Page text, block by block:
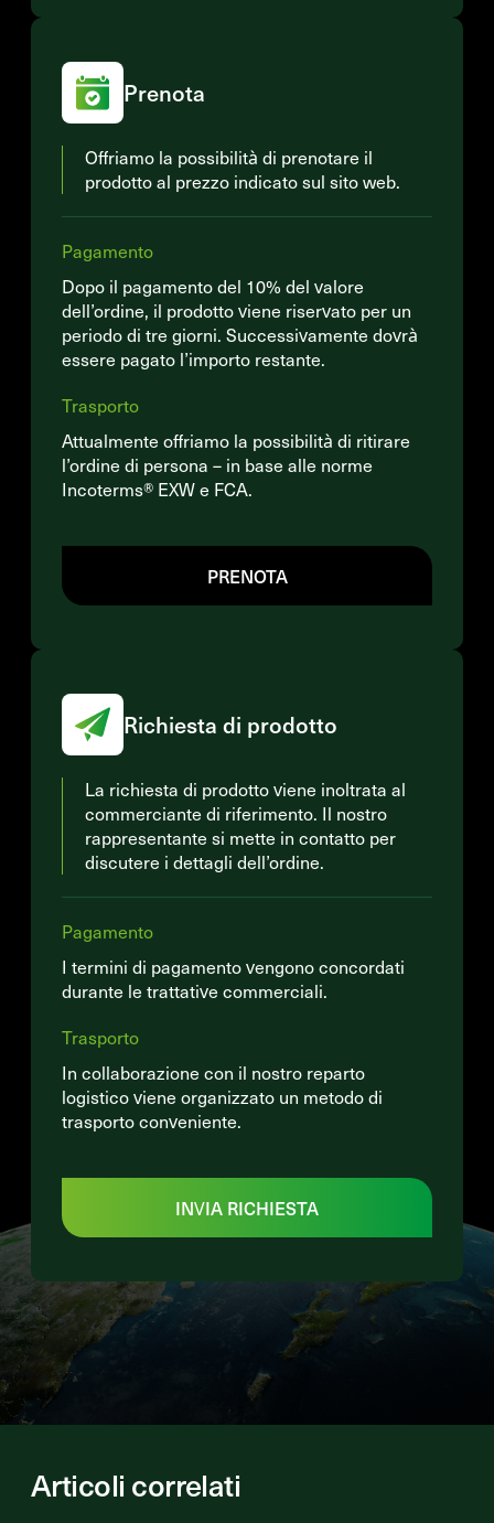
Prenota
Offriamo la possibilità di prenotare il
prodotto al prezzo indicato sul sito web.
Pagamento
Dopo il pagamento del 10% del valore
dell’ordine, il prodotto viene riservato per un
periodo di tre giorni. Successivamente dovrà
essere pagato l’importo restante.
Trasporto
Attualmente offriamo la possibilità di ritirare
l’ordine di persona – in base alle norme
Incoterms® EXW e FCA.
PRENOTA
Richiesta di prodotto
La richiesta di prodotto viene inoltrata al
commerciante di riferimento. Il nostro
rappresentante si mette in contatto per
discutere i dettagli dell’ordine.
Pagamento
I termini di pagamento vengono concordati
durante le trattative commerciali.
Trasporto
In collaborazione con il nostro reparto
logistico viene organizzato un metodo di
trasporto conveniente.
INVIA RICHIESTA
Articoli correlati